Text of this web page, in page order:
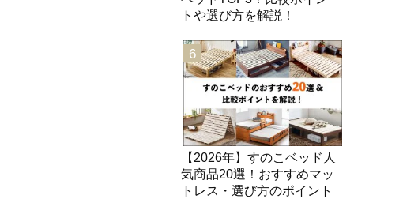
トや選び方を解説！
6
【2026年】すのこベッド人
気商品20選！おすすめマッ
トレス・選び方のポイント